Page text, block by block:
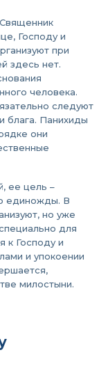
Господу и
при
здесь нет.
человека.
следуют
блага. Панихиды
они
ее цель –
единожды. В
но уже
для
к Господу и
и упокоении
милостыни.